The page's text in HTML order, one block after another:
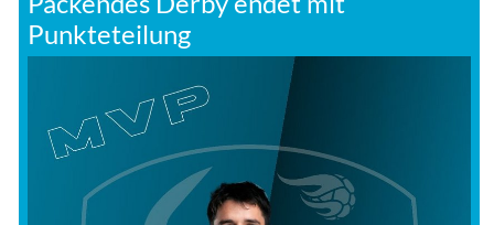
Punkteteilung